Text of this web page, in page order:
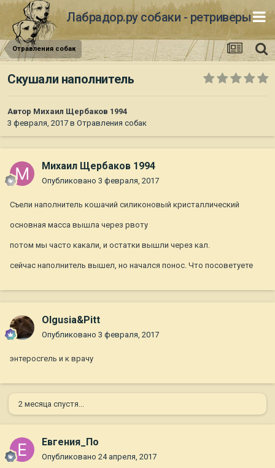
Лабрадор.ру собаки - ретриверы
Отравления собак
Скушали наполнитель
Автор Михаил Щербаков 1994
3 февраля, 2017 в Отравления собак
Михаил Щербаков 1994
Опубликовано 3 февраля, 2017
Съели наполнитель кошачий силиконовый кристаллический
основная масса вышла через рвоту
потом мы часто какали, и остатки вышли через кал.
сейчас наполнитель вышел, но начался понос. Что посоветуете
Olgusia&Pitt
Опубликовано 3 февраля, 2017
энтеросгель и к врачу
2 месяца спустя...
Евгения_По
Опубликовано 24 апреля, 2017